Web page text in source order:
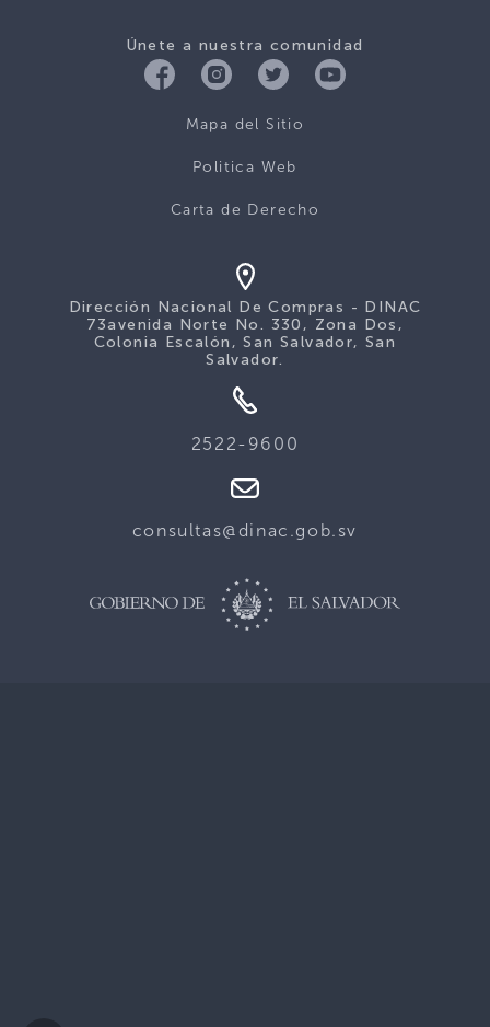
Únete a nuestra comunidad
Mapa del Sitio
Politica Web
Carta de Derecho
Dirección Nacional De Compras - DINAC
73avenida Norte No. 330, Zona Dos,
Colonia Escalón, San Salvador, San
Salvador.
2522-9600
consultas@dinac.gob.sv